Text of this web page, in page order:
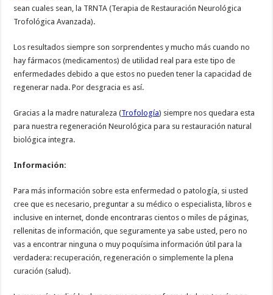
sean cuales sean, la TRNTA (Terapia de Restauración Neurológica
Trofológica Avanzada).
Los resultados siempre son sorprendentes y mucho más cuando no
hay fármacos (medicamentos) de utilidad real para este tipo de
enfermedades debido a que estos no pueden tener la capacidad de
regenerar nada. Por desgracia es así.
Gracias a la madre naturaleza (Trofología) siempre nos quedara esta
para nuestra regeneración Neurológica para su restauración natural
biológica integra.
Información:
Para más información sobre esta enfermedad o patología, si usted
cree que es necesario, preguntar a su médico o especialista, libros e
inclusive en internet, donde encontraras cientos o miles de páginas,
rellenitas de información, que seguramente ya sabe usted, pero no
vas a encontrar ninguna o muy poquísima información útil para la
verdadera: recuperación, regeneración o simplemente la plena
curación (salud).